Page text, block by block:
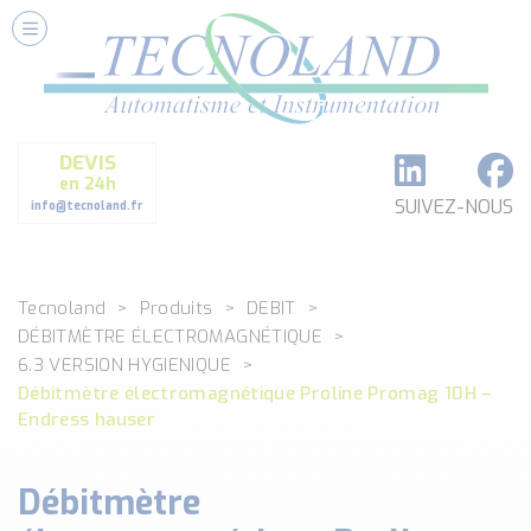
DEVIS
en 24h
info@tecnoland.fr SUIVEZ-NOUS
Nos Services
Conseils et Fourniture
Formation et Assistance
Architecture I-O Link multi fabricants
Classé par catégorie
DEBIT
DETECTION
ANALYSE PHYSICO-CHIMIQUE
Voir toutes les catégories …
Tecnoland Produits
DEBIT
DÉBITMÈTRE ÉLECTROMAGNÉTIQUE
6.3 VERSION HYGIENIQUE
Débitmètre électromagnétique Proline Promag 10H –
Endress hauser
Débitmètre